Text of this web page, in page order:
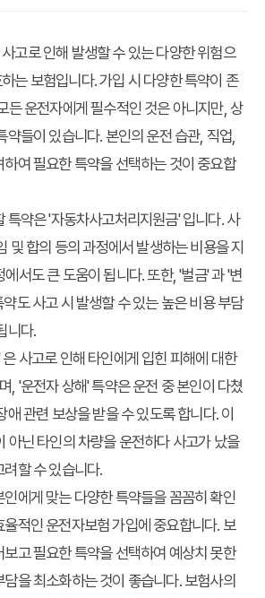
고로 인해 발생할 수 있는 다양한 위험으
는 보험입니다. 가입 시 다양한 특약이 존
든 운전자에게 필수적인 것은 아니지만, 상
약들이 있습니다. 본인의 운전 습관, 직업,
여 필요한 특약을 선택하는 것이 중요합
특약은 '자동차사고처리지원금' 입니다. 사
및 합의 등의 과정에서 발생하는 비용을 지
서도 큰 도움이 됩니다. 또한, '벌금' 과 '변
도 사고 시 발생할 수 있는 높은 비용 부담
니다.
사고로 인해 타인에게 입힌 피해에 대한
, '운전자 상해' 특약은 운전 중 본인이 다쳤
애 관련 보상을 받을 수 있도록 합니다. 이
아닌 타인의 차량을 운전하다 사고가 났을
할 수 있습니다.
에게 맞는 다양한 특약들을 꼼꼼히 확인
적인 운전자보험 가입에 중요합니다. 보
고 필요한 특약을 선택하여 예상치 못한
을 최소화하는 것이 좋습니다. 보험사의